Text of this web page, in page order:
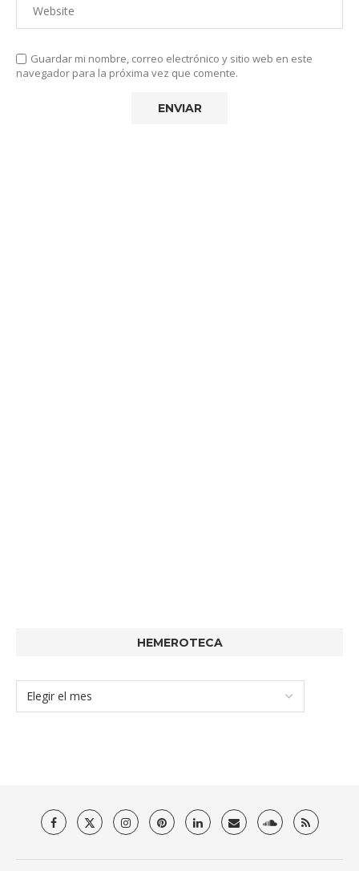
Guardar mi nombre, correo electrónico y sitio web en este
navegador para la próxima vez que comente.
HEMEROTECA